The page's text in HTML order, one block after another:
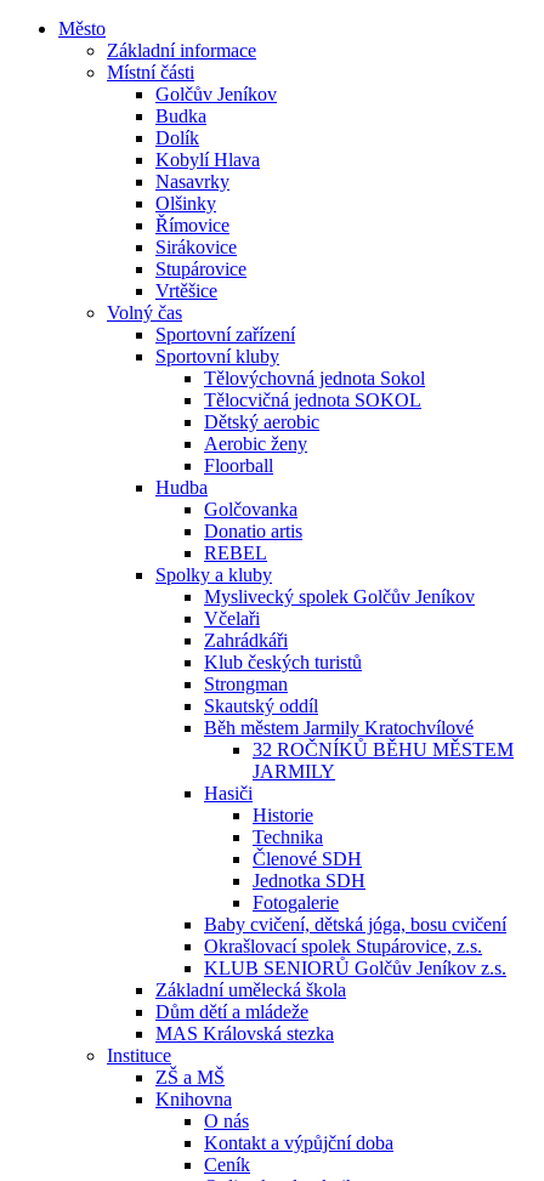
Město
Základní informace
Místní části
Golčův Jeníkov
Budka
Dolík
Kobylí Hlava
Nasavrky
Olšinky
Římovice
Sirákovice
Stupárovice
Vrtěšice
Volný čas
Sportovní zařízení
Sportovní kluby
Tělovýchovná jednota Sokol
Tělocvičná jednota SOKOL
Dětský aerobic
Aerobic ženy
Floorball
Hudba
Golčovanka
Donatio artis
REBEL
Spolky a kluby
Myslivecký spolek Golčův Jeníkov
Včelaři
Zahrádkáři
Klub českých turistů
Strongman
Skautský oddíl
Běh městem Jarmily Kratochvílové
32 ROČNÍKŮ BĚHU MĚSTEM
JARMILY
Hasiči
Historie
Technika
Členové SDH
Jednotka SDH
Fotogalerie
Baby cvičení, dětská jóga, bosu cvičení
Okrašlovací spolek Stupárovice, z.s.
KLUB SENIORŮ Golčův Jeníkov z.s.
Základní umělecká škola
Dům dětí a mládeže
MAS Královská stezka
Instituce
ZŠ a MŠ
Knihovna
O nás
Kontakt a výpůjční doba
Ceník